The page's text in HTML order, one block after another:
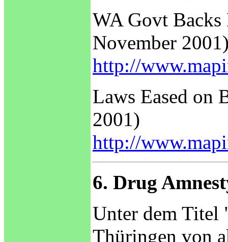
WA Govt
November
http://
Laws Eased on
2001)
http://
6. Drug
Unter dem Titel
Thüringen von